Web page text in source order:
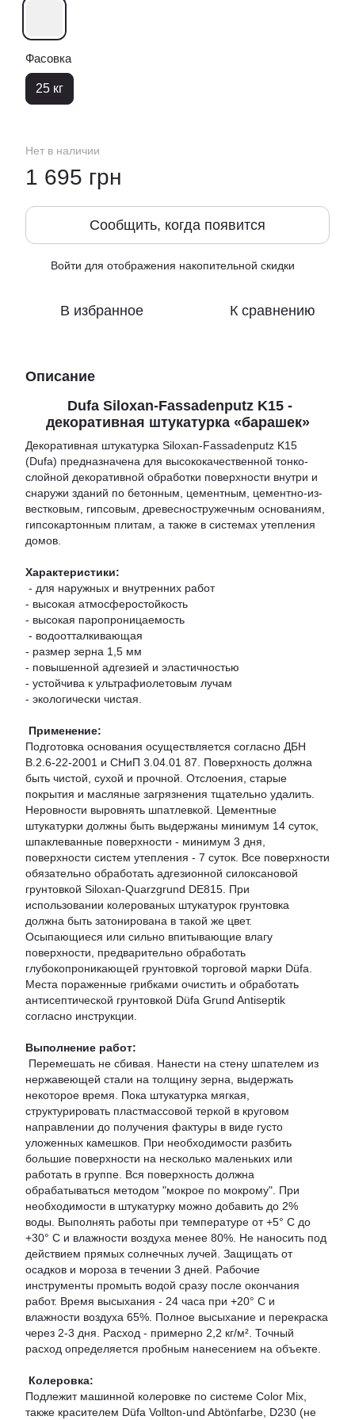
Фасовка
25 кг
Нет в наличии
1 695 грн
Сообщить, когда появится
Войти для отображения накопительной скидки
В избранное К сравнению
Описание
Dufa Siloxan-Fassadenputz K15 -
декоративная штукатурка «барашек»
Декоративная штукатурка Siloxan-Fassadenputz K15
(Dufa) пред­на­зна­че­на для вы­со­ко­ка­чест­вен­ной тон­ко­
слой­ной де­ко­ра­тив­ной обработки поверхности внутри и
снаружи зданий по бе­тон­ным, це­мент­ным, цементно-из­
ве­ст­ко­вым, гипсовым, древесностружечным ос­но­ва­ни­ям,
гипсокартонным плитам, а также в системах утеп­ле­ния
домов.
Характеристики:
- для наружных и внутренних работ
- высокая атмосферостойкость
- высокая паропроницаемость
- водоотталкивающая
- размер зерна 1,5 мм
- повышенной адгезией и эластичностью
- устойчива к ультрафиолетовым лучам
- экологически чистая.
Применение:
Подготовка основания осуществляется согласно ДБН
В.2.6-22-2001 и СНиП 3.04.01 87. Поверхность должна
быть чистой, сухой и прочной. Отслоения, старые
покрытия и масляные загрязнения тщательно удалить.
Неровности выровнять шпатлевкой. Цементные
штукатурки должны быть выдержаны минимум 14 суток,
шпаклеванные поверхности - минимум 3 дня,
поверхности систем утепления - 7 суток. Все поверхности
обязательно обработать адгезионной силоксановой
грунтовкой Siloxan-Quarzgrund DE815. При
использовании колерованых штукатурок грунтовка
должна быть затонирована в такой же цвет.
Осыпающиеся или сильно впитывающие влагу
поверхности, предварительно обработать
глубокопроникающей грунтовкой торговой марки Düfa.
Места пораженные грибками очистить и обработать
антисептической грунтовкой Düfa Grund Antiseptik
согласно инструкции.
Выполнение работ:
Перемешать не сбивая. Нанести на стену шпателем из
нержавеющей стали на толщину зерна, выдержать
некоторое время. Пока штукатурка мягкая,
структурировать пластмассовой теркой в круговом
направлении до получения фактуры в виде густо
уложенных камешков. При необходимости разбить
большие поверхности на несколько маленьких или
работать в группе. Вся поверхность должна
обрабатываться методом "мокрое по мокрому". При
необходимости в штукатурку можно добавить до 2%
воды. Выполнять работы при температуре от +5° С до
+30° С и влажности воздуха менее 80%. Не наносить под
действием прямых солнечных лучей. Защищать от
осадков и мороза в течении 3 дней. Рабочие
инструменты промыть водой сразу после окончания
работ. Время высыхания - 24 часа при +20° С и
влажности воздуха 65%. Полное высыхание и перекраска
через 2-3 дня. Расход - примерно 2,2 кг/м². Точный
расход определяется пробным нанесением на объекте.
Колеровка:
Подлежит машинной колеровке по системе Color Mix,
также красителем Düfa Vollton-und Abtönfarbe, D230 (не